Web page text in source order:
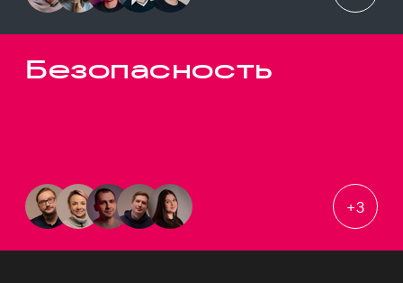
Безопасность
+3